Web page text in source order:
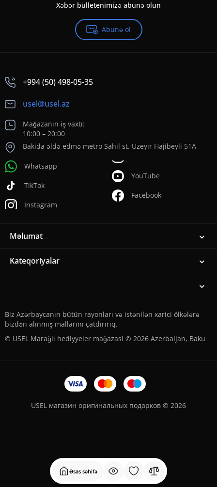
Əsas səhifə
Xəbər bülletenimizə abunə olun
Abunə ol
+994 (50) 498-05-35
usel@usel.az
Mağazanın iş vaxtı:
10:00 – 20:00
Bakida əldə edmə metro Sahil st. Uzeyir Hajibeyli 51A
Whatsapp
TikTok
Instagram
YouTube
Facebook
Məlumat
Kateqoriyalar
Biz Azərbaycanın bütün rayonları və istənilən xarici ölkələrə
bizdən alınmış mallarını çatdırırıq.
© USEL Marağlı hediyyeler mağazasi © 2026 Azerbaijan, Baku
USEL магазин оригинальных подарков © 2026